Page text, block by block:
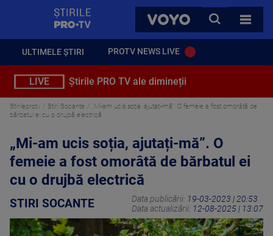
VOYO
CAUTA
TOATE
ULTIMELE ȘTIRI PROTV NEWS LIVE
LIVE Știrile PRO TV ale dimineții
Stirileprotv Stiri Socante
„Mi-am ucis soția, ajutați-mă”. O femeie a fost omorâtă de
bărbatul ei cu o drujbă electrică
„Mi-am ucis soția, ajutați-mă”. O
femeie a fost omorâtă de bărbatul ei
cu o drujbă electrică
STIRI SOCANTE Data publicării: 19-03-2023 | 20:53
Data actualizării: 12-08-2025 | 13:07